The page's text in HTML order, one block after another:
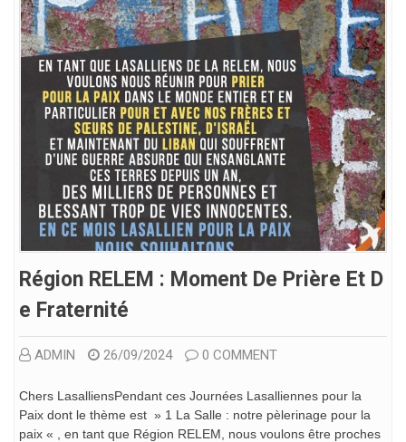
Région RELEM : Moment De Prière Et D
E Fraternité
ADMIN 26/09/2024 0 COMMENT
Chers LasalliensPendant ces Journées Lasalliennes pour la
Paix dont le thème est » 1 La Salle : notre pèlerinage pour la
paix « , en tant que Région RELEM, nous voulons être proches